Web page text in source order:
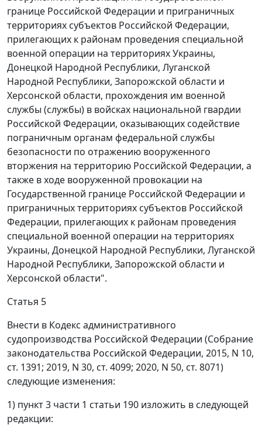
границе Российской Федерации и приграничных
территориях субъектов Российской Федерации,
прилегающих к районам проведения специальной
военной операции на территориях Украины,
Донецкой Народной Республики, Луганской
Народной Республики, Запорожской области и
Херсонской области, прохождения им военной
службы (службы) в войсках национальной гвардии
Российской Федерации, оказывающих содействие
пограничным органам федеральной службы
безопасности по отражению вооруженного
вторжения на территорию Российской Федерации, а
также в ходе вооруженной провокации на
Государственной границе Российской Федерации и
приграничных территориях субъектов Российской
Федерации, прилегающих к районам проведения
специальной военной операции на территориях
Украины, Донецкой Народной Республики, Луганской
Народной Республики, Запорожской области и
Херсонской области".
Статья 5
Внести в Кодекс административного
судопроизводства Российской Федерации (Собрание
законодательства Российской Федерации, 2015, N 10,
ст. 1391; 2019, N 30, ст. 4099; 2020, N 50, ст. 8071)
следующие изменения:
1) пункт 3 части 1 статьи 190 изложить в следующей
редакции: